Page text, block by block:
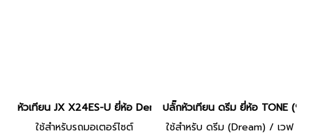
หัวเทียน JX X24ES-U ยี่ห้อ Denso
ใช้สำหรับรถมอเตอร์ไซต์
ปลั๊กหัวเทียน ดรีม ยี่ห้อ TONE (90
ใช้สำหรับ ดรีม (Dream) / เวฟ